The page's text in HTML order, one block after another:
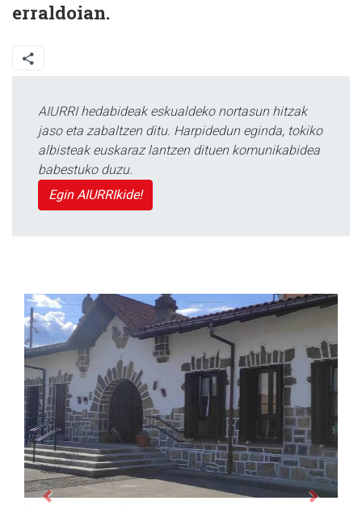
erraldoian.
AIURRI hedabideak eskualdeko nortasun hitzak
jaso eta zabaltzen ditu. Harpidedun eginda, tokiko
albisteak euskaraz lantzen dituen komunikabidea
babestuko duzu.
Egin AIURRIkide!